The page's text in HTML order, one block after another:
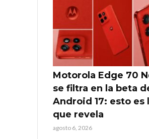
Motorola Edge 70
se filtra en la beta
Android 17: esto es
que revela
agosto 6, 2026